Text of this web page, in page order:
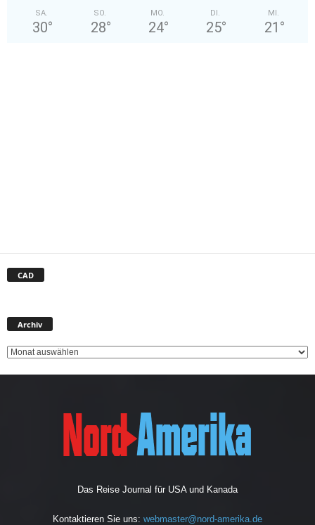
SA.
30°
SO.
28°
MO.
24°
DI.
25°
MI.
21 °
CAD
Archiv
Das Reise Journal für USA und Kanada
Kontaktieren Sie uns: webmaster@nord-amerika.de